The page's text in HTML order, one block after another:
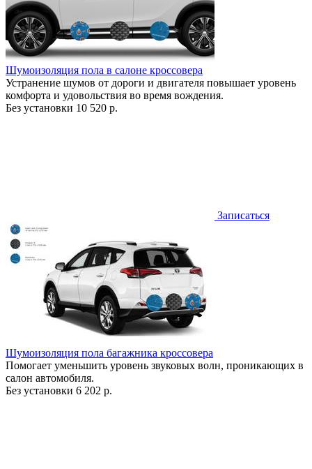
Шумоизоляция пола в салоне кроссовера
Устранение шумов от дороги и двигателя повышает уровень
комфорта и удовольствия во время вождения.
Без установки 10 520 р.
Записаться
Шумоизоляция пола багажника кроссовера
Помогает уменьшить уровень звуковых волн, проникающих в
салон автомобиля.
Без установки 6 202 р.